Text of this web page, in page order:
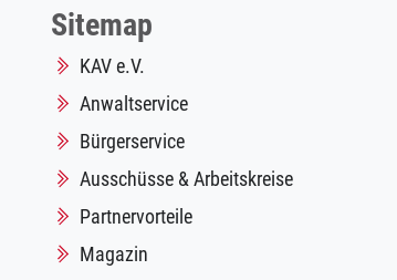
Sitemap
KAV e.V.
Anwaltservice
Bürgerservice
Ausschüsse & Arbeitskreise
Partnervorteile
Magazin